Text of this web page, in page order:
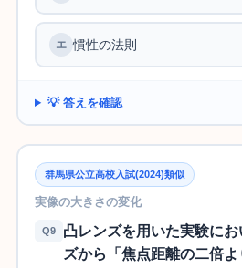
慣性の法則
💡 答えを確認
群馬県公立高校入試(2024)類似
実像の大きさの変化
Q9
凸レンズを用いた実験に
ズから「焦点距離の二倍